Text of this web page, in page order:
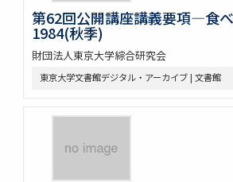
第62回公開講座講義要項―食
1984(秋季)
財団法人東京大学綜合研究会
東京大学文書館デジタル・アーカイブ | 文書館